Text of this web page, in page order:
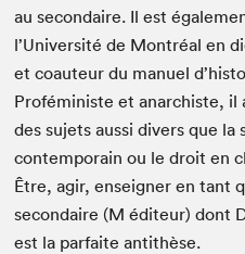
au secondaire. Il est
l’Université de Montréal en
et coauteur du manuel
Proféministe et anarchiste, il
des sujets aussi divers que
contemporain ou le droit en
Être, agir, enseigner en tant
secondaire (M éditeur) dont
est la parfaite antithèse.